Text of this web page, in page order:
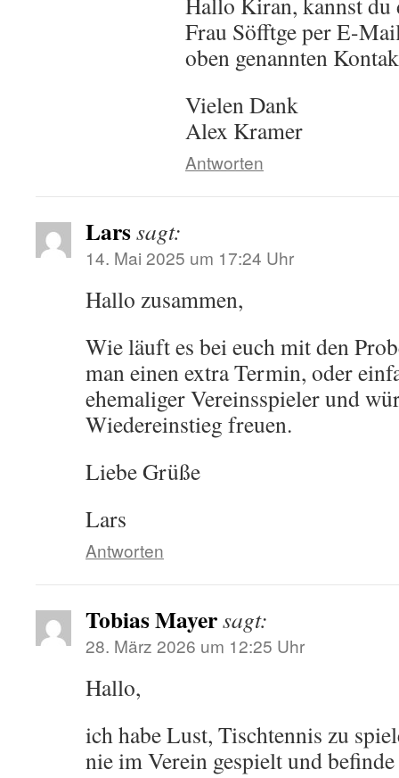
Frau Söfftge per E-
oben genannten
Vielen Dank
Alex Kramer
Antworten
Larssagt:
14. Mai 2025 um 17:24 Uhr
Hallo zusammen,
Wie läuft es bei euch mit den
man einen extra Termin, oder
ehemaliger Vereinsspieler und
Wiedereinstieg freuen.
Liebe Grüße
Lars
Antworten
Tobias Mayersagt:
28. März 2026 um 12:25 Uhr
Hallo,
ich habe Lust, Tischtennis zu
nie im Verein gespielt und